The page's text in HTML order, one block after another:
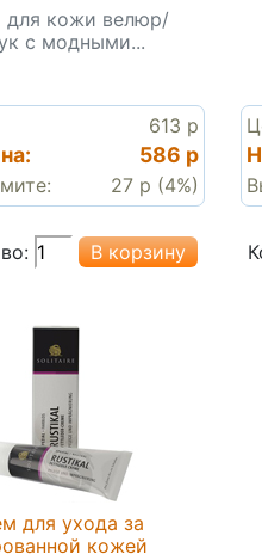
для кожи велюр/
с модными...
613 р
586 р
27 р (4%)
для ухода за
кожей